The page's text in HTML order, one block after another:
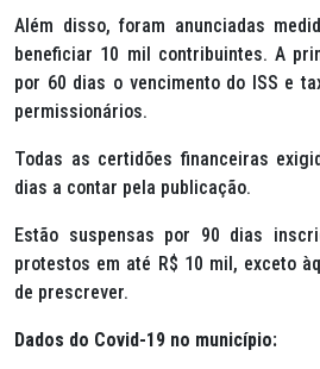
Além disso, foram anunciadas
beneficiar 10 mil contribuintes. A
por 60 dias o vencimento do ISS e
permissionários.
Todas as certidões financeiras
dias a contar pela publicação.
Estão suspensas por 90 dias
protestos em até R$ 10 mil, exceto
de prescrever.
Dados do Covid-19 no município: